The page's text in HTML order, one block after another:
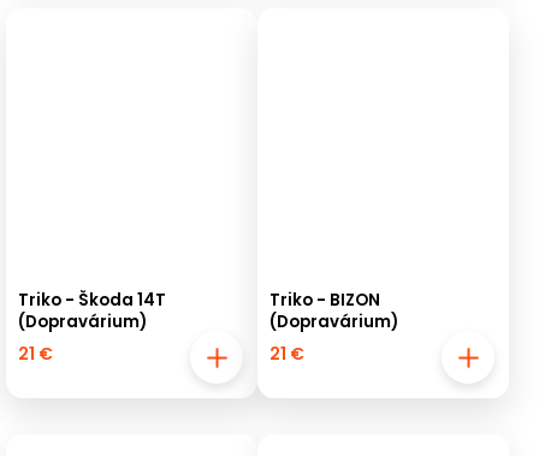
Triko - Škoda 14T
(Dopravárium)
21 €
Triko - BIZON
(Dopravárium)
21 €